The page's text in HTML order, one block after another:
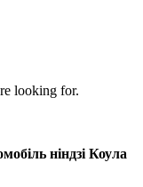
looking for.
ніндзі Коула